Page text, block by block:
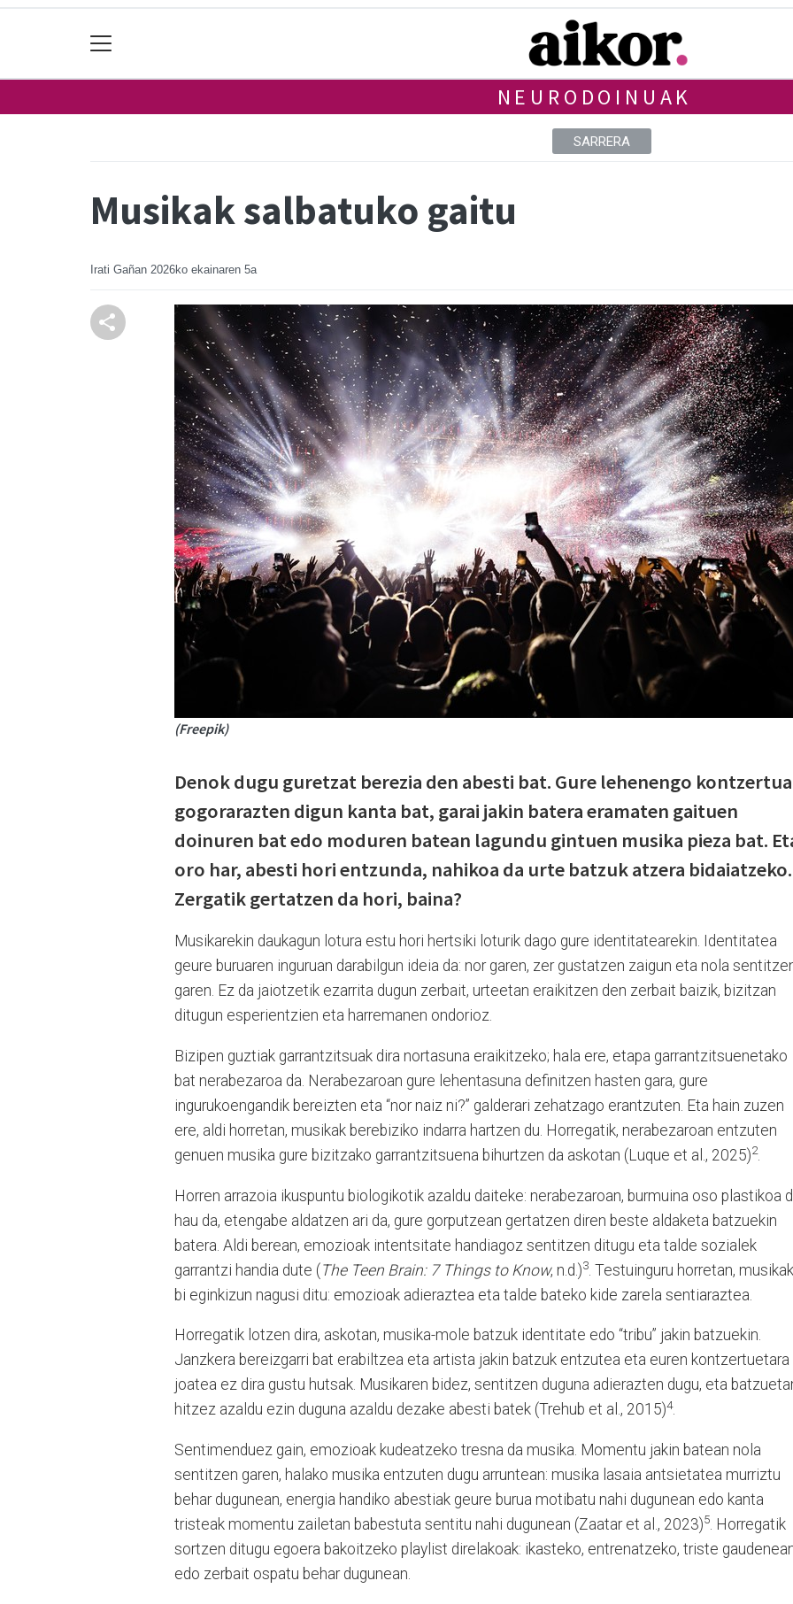
NEURODOINUAK
SARRERA
Musikak salbatuko gaitu
Irati Gañan 2026ko ekainaren 5a
(Freepik)
Denok dugu guretzat berezia den abesti bat. Gure lehenengo kontzertua
gogorarazten digun kanta bat, garai jakin batera eramaten gaituen
doinuren bat edo moduren batean lagundu gintuen musika pieza bat.
oro har, abesti hori entzunda, nahikoa da urte batzuk atzera bidaiatzeko.
Zergatik gertatzen da hori, baina?
Musikarekin daukagun lotura estu hori hertsiki loturik dago gure identitatearekin. Identitatea
geure buruaren inguruan darabilgun ideia da: nor garen, zer gustatzen zaigun eta nola
garen. Ez da jaiotzetik ezarrita dugun zerbait, urteetan eraikitzen den zerbait baizik, bizitzan
ditugun esperientzien eta harremanen ondorioz.
Bizipen guztiak garrantzitsuak dira nortasuna eraikitzeko; hala ere, etapa garrantzitsuenetako
bat nerabezaroa da. Nerabezaroan gure lehentasuna definitzen hasten gara, gure
ingurukoengandik bereizten eta “nor naiz ni?” galderari zehatzago erantzuten. Eta hain zuzen
ere, aldi horretan, musikak berebiziko indarra hartzen du. Horregatik, nerabezaroan entzuten
genuen musika gure bizitzako garrantzitsuena bihurtzen da askotan (Luque et al., 2025)2.
Horren arrazoia ikuspuntu biologikotik azaldu daiteke: nerabezaroan, burmuina oso plastikoa
hau da, etengabe aldatzen ari da, gure gorputzean gertatzen diren beste aldaketa batzuekin
batera. Aldi berean, emozioak intentsitate handiagoz sentitzen ditugu eta talde sozialek
garrantzi handia dute (The Teen Brain: 7 Things to Know, n.d.)3 . Testuinguru horretan, musikak
bi eginkizun nagusi ditu: emozioak adieraztea eta talde bateko kide zarela sentiaraztea.
Horregatik lotzen dira, askotan, musika-mole batzuk identitate edo “tribu” jakin batzuekin.
Janzkera bereizgarri bat erabiltzea eta artista jakin batzuk entzutea eta euren kontzertuetara
joatea ez dira gustu hutsak. Musikaren bidez, sentitzen duguna adierazten dugu, eta
hitzez azaldu ezin duguna azaldu dezake abesti batek (Trehub et al., 2015)4.
Sentimenduez gain, emozioak kudeatzeko tresna da musika. Momentu jakin batean nola
sentitzen garen, halako musika entzuten dugu arruntean: musika lasaia antsietatea murriztu
behar dugunean, energia handiko abestiak geure burua motibatu nahi dugunean edo kanta
tristeak momentu zailetan babestuta sentitu nahi dugunean (Zaatar et al., 2023)5 . Horregatik
sortzen ditugu egoera bakoitzeko playlist direlakoak: ikasteko, entrenatzeko, triste
edo zerbait ospatu behar dugunean.